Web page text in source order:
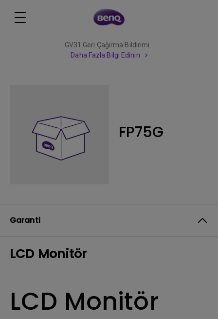
GV31 Geri Çağırma Bildirimi
Daha Fazla Bilgi Edinin
FP75G
Garanti
LCD Monitör
LCD Monitör